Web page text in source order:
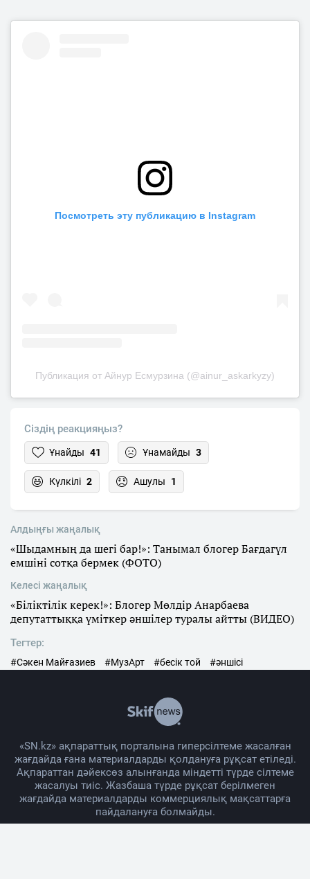
Посмотреть эту публикацию в Instagram
Публикация от Айнур Есмурзина (@ainur_askarkyzy)
Сіздің реакцияңыз?
Ұнайды 41 Ұнамайды 3
Күлкілі 2 Ашулы 1
Алдыңғы жаңалық
«Шыдамның да шегі бар!»: Танымал блогер Бағдагүл
емшіні сотқа бермек (ФОТО)
Келесі жаңалық
«Біліктілік керек!»: Блогер Мөлдір Анарбаева
депутаттыққа үміткер әншілер туралы айтты (ВИДЕО)
Тегтер:
#Сәкен Майғазиев #МузАрт #бесік той #әншісі
«SN.kz» ақпараттық порталына гиперсілтеме жасалған
жағдайда ғана материалдарды қолдануға рұқсат етіледі.
Ақпараттан дәйексөз алынғанда міндетті түрде сілтеме
жасалуы тиіс. Жазбаша түрде рұқсат берілмеген
жағдайда материалдарды коммерциялық мақсаттарға
пайдалануға болмайды.